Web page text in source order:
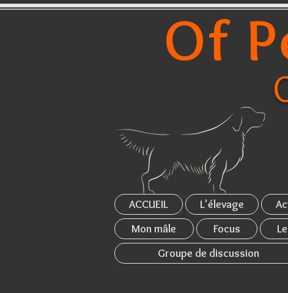
Of
ACCUEIL L'élevage
Mon mâle
Focus
Groupe de discussion